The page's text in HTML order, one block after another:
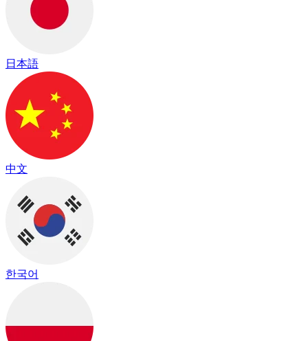
日本語
中文
한국어